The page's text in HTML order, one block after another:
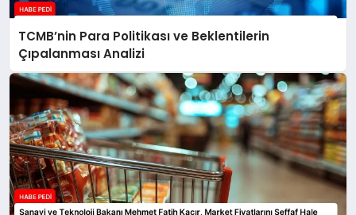
TCMB’nin Para Politikası ve Beklentilerin
Çıpalanması Analizi